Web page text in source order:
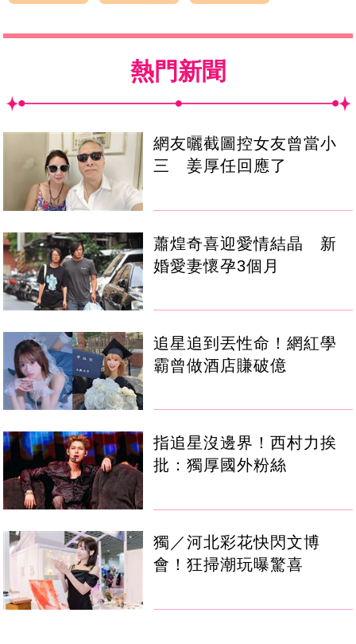
熱門新聞
網友曬截圖控女友曾當小
三 姜厚任回應了
蕭煌奇喜迎愛情結晶 新
婚愛妻懷孕3個月
追星追到丟性命！網紅學
霸曾做酒店賺破億
指追星沒邊界！西村力挨
批：獨厚國外粉絲
獨／河北彩花快閃文博
會！狂掃潮玩曝驚喜